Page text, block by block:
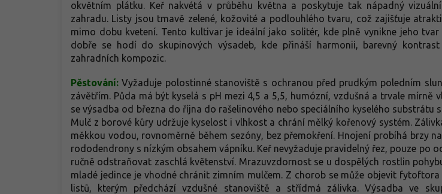
okvětním plátku. Keř nakvétá v průběhu května a poskytuje tak nápadný
zahradu. Listy jsou tmavě zelené, kožovité a podlouhlého tvaru, což zajišťuje
mimo dobu kvetení. Tento kultivar je ideální jako solitér, kde plně vynikne jeho
dobře se hodí do skupinových výsadeb, kde přináší harmonii, barevný
zahradních kompozic.
Pěstování:Vyžaduje polostinné stanoviště s ochranou před prudkým poledním
závětřím. Půda má být kyselá s pH mezi 4,5 a 5,5, humózní, vzdušná a trvale mírně
se výsadba od března do října do rašelinového nebo speciálního kyselého substrátu
Mulč z borové kůry udržuje kyselost i vlhkost a chrání mělký kořenový systém.
měkkou vodou, rovnoměrně během sezóny, bez přemokření. Hnojení probíhá brzy
rododendrony s nízkým obsahem vápníku. Keř nevyžaduje pravidelný řez, pouze po
ručně odstraňovat zaschlá květenství. Mrazuvzdornost se u dospělých rostlin
mladé jedince je vhodné chránit zimním mulčem. Z chorob se může objevit
listů, kterým předchází vzdušné stanoviště a střídmá zálivka. Výsadba ve